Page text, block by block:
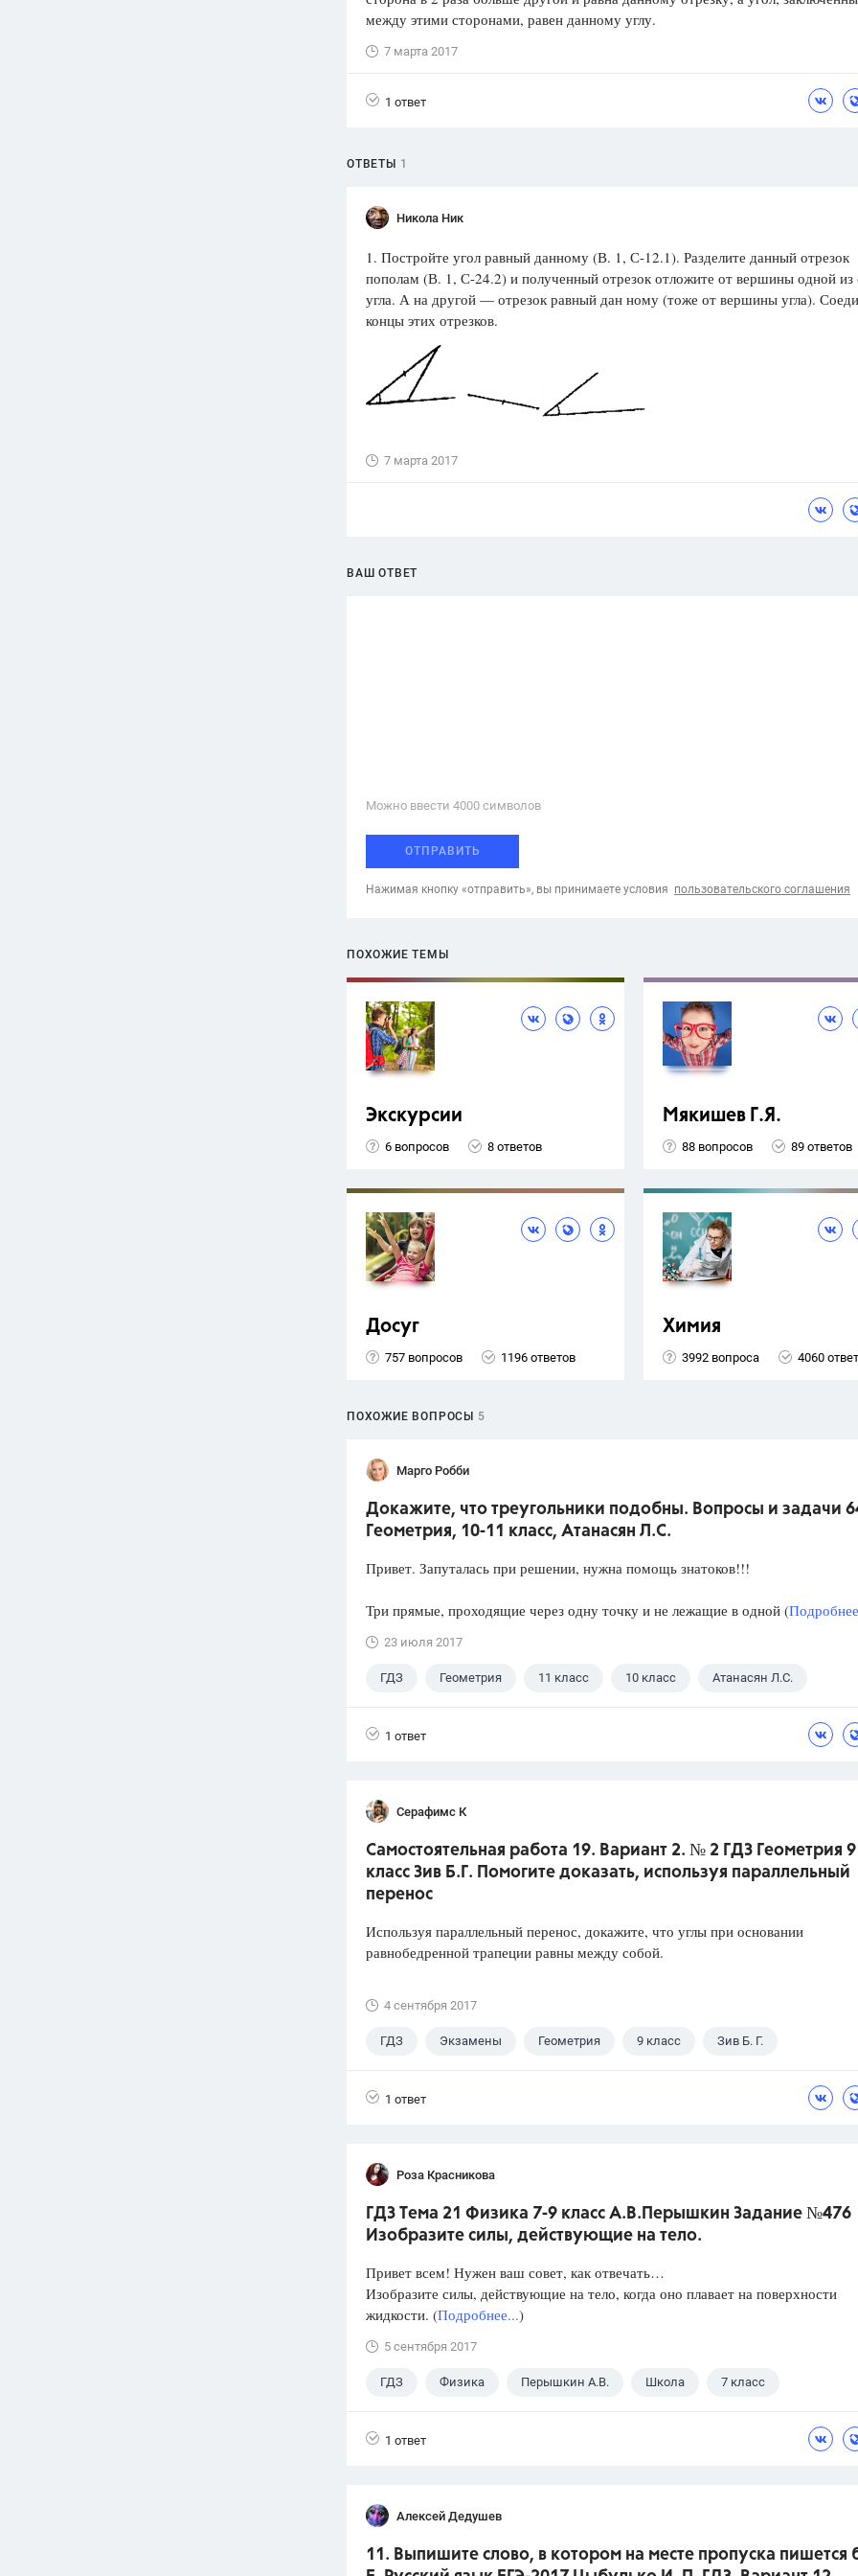
1752 ответа
ответа
1551 ответ
ответов
Цветков Л. А.
Красота,
между этими сторонами, равен данному углу.
7 марта 2017
1 ответ
ОТВЕТЫ 1
Никола Ник
1. Постройте угол равный данному (В. 1, С-12.1). Разделите данный отрезок
пополам (В. 1, С-24.2) и полученный отрезок отложите от вершины одной из
угла. А на другой — отрезок равный дан­ ному (тоже от вершины угла).
концы этих отрезков.
7 марта 2017
ВАШ ОТВЕТ
Можно ввести 4000 cимволов
ОТПРАВИТЬ
Нажимая кнопку «отправить», вы принимаете условия пользовательского соглашения
ПОХОЖИЕ ТЕМЫ
Экскурсии
6 вопросов 8 ответов
Мякишев Г.Я.
88 вопросов 89 ответов
Досуг
757 вопросов 1196 ответов
Химия
3992 вопроса 4060
ПОХОЖИЕ ВОПРОСЫ 5
Марго Робби
Докажите, что треугольники подобны. Вопросы и задачи
Геометрия, 10-11 класс, Атанасян Л.С.
Привет. Запуталась при решении, нужна помощь знатоков!!!
Три прямые, проходящие через одну точку и не лежащие в одной (
23 июля 2017
ГДЗ Геометрия 11 класс 10 класс Атанасян Л.С.
1 ответ
Серафимс К
Самостоятельная работа 19. Вариант 2. № 2 ГДЗ Геометрия 9
класс Зив Б.Г. Помогите доказать, используя параллельный
перенос
Используя параллельный перенос, докажите, что углы при основании
равнобедренной трапеции равны между собой.
4 сентября 2017
ГДЗ Экзамены Геометрия 9 класс Зив Б. Г.
1 ответ
Роза Красникова
ГДЗ Тема 21 Физика 7-9 класс А.В.Перышкин Задание №476
Изобразите силы, действующие на тело.
Привет всем! Нужен ваш совет, как отвечать…
Изобразите силы, действующие на тело, когда оно плавает на поверхности
жидкости. (Подробнее...)
5 сентября 2017
ГДЗ Физика Перышкин А.В. Школа 7 класс
1 ответ
Алексей Дедушев
11. Выпишите слово, в котором на месте пропуска пишется